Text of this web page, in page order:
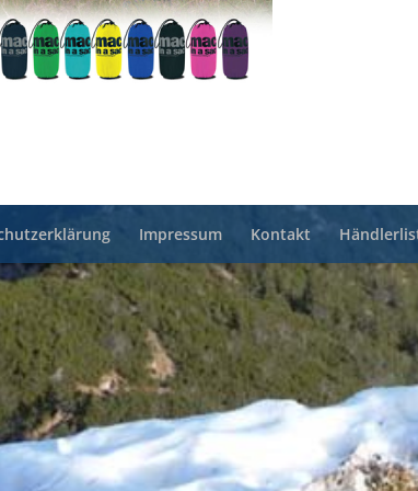
Impressum Kontakt